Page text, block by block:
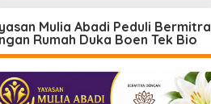
Mulia Abadi Peduli Bermitra
Rumah Duka Boen Tek Bio